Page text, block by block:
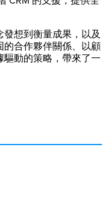
想到衡量成果，以及
合作夥伴關係、以顧
動的策略，帶來了一